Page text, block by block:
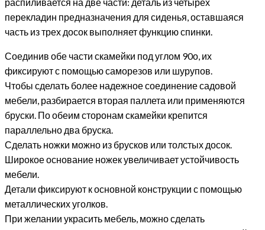
перекладин предназначения для сиденья, оставшаяся
часть из трех досок выполняет функцию спинки.
Соединив обе части скамейки под углом 90о, их
фиксируют с помощью саморезов или шурупов.
Чтобы сделать более надежное соединение садовой
мебели, разбирается вторая паллета или применяются
бруски. По обеим сторонам скамейки крепится
параллельно два бруска.
Сделать ножки можно из брусков или толстых досок.
Широкое основание ножек увеличивает устойчивость
мебели.
Детали фиксируют к основной конструкции с помощью
металлических уголков.
При желании украсить мебель, можно сделать